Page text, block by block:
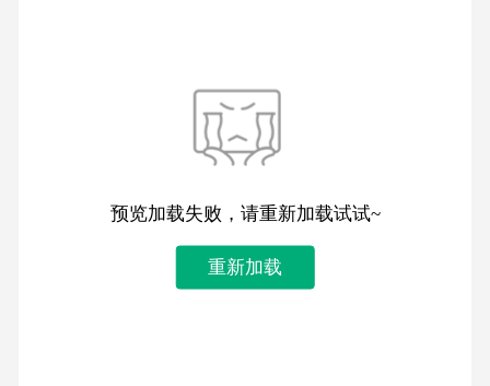
预览加载失败，请重新加载试试~
重新加载